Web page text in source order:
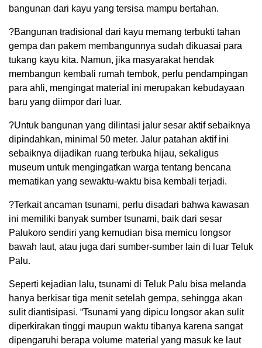
bangunan dari kayu yang tersisa mampu bertahan.
?Bangunan tradisional dari kayu memang terbukti tahan
gempa dan pakem membangunnya sudah dikuasai para
tukang kayu kita. Namun, jika masyarakat hendak
membangun kembali rumah tembok, perlu pendampingan
para ahli, mengingat material ini merupakan kebudayaan
baru yang diimpor dari luar.
?Untuk bangunan yang dilintasi jalur sesar aktif sebaiknya
dipindahkan, minimal 50 meter. Jalur patahan aktif ini
sebaiknya dijadikan ruang terbuka hijau, sekaligus
museum untuk mengingatkan warga tentang bencana
mematikan yang sewaktu-waktu bisa kembali terjadi.
?Terkait ancaman tsunami, perlu disadari bahwa kawasan
ini memiliki banyak sumber tsunami, baik dari sesar
Palukoro sendiri yang kemudian bisa memicu longsor
bawah laut, atau juga dari sumber-sumber lain di luar Teluk
Palu.
Seperti kejadian lalu, tsunami di Teluk Palu bisa melanda
hanya berkisar tiga menit setelah gempa, sehingga akan
sulit diantisipasi. “Tsunami yang dipicu longsor akan sulit
diperkirakan tinggi maupun waktu tibanya karena sangat
dipengaruhi berapa volume material yang masuk ke laut